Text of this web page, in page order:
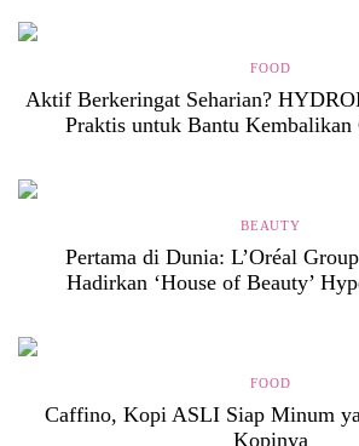
FOOD
Aktif Berkeringat Seharian?
Praktis untuk Bantu Kembalikan
BEAUTY
Pertama di Dunia: L’Oréal
Hadirkan ‘House of Beauty’
FOOD
Caffino, Kopi ASLI Siap Minum
Kopinya